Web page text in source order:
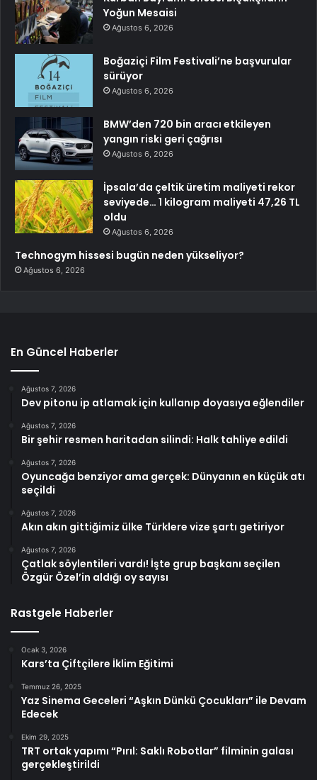
Yoğun Mesaisi
Ağustos 6, 2026
Boğaziçi Film Festivali’ne başvurular
sürüyor
Ağustos 6, 2026
BMW’den 720 bin aracı etkileyen
yangın riski geri çağrısı
Ağustos 6, 2026
İpsala’da çeltik üretim maliyeti rekor
seviyede… 1 kilogram maliyeti 47,26 TL
oldu
Ağustos 6, 2026
Technogym hissesi bugün neden yükseliyor?
Ağustos 6, 2026
En Güncel Haberler
Ağustos 7, 2026
Dev pitonu ip atlamak için kullanıp doyasıya eğlendiler
Ağustos 7, 2026
Bir şehir resmen haritadan silindi: Halk tahliye edildi
Ağustos 7, 2026
Oyuncağa benziyor ama gerçek: Dünyanın en küçük atı
seçildi
Ağustos 7, 2026
Akın akın gittiğimiz ülke Türklere vize şartı getiriyor
Ağustos 7, 2026
Çatlak söylentileri vardı! İşte grup başkanı seçilen
Özgür Özel’in aldığı oy sayısı
Rastgele Haberler
Ocak 3, 2026
Kars’ta Çiftçilere İklim Eğitimi
Temmuz 26, 2025
Yaz Sinema Geceleri “Aşkın Dünkü Çocukları” ile Devam
Edecek
Ekim 29, 2025
TRT ortak yapımı “Pırıl: Saklı Robotlar” filminin galası
gerçekleştirildi